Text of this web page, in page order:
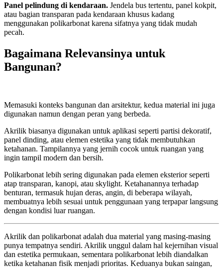
Panel pelindung di kendaraan. Jendela bus tertentu, panel kokpit,
atau bagian transparan pada kendaraan khusus kadang
menggunakan polikarbonat karena sifatnya yang tidak mudah
pecah.
Bagaimana Relevansinya untuk
Bangunan?
Memasuki konteks bangunan dan arsitektur, kedua material ini juga
digunakan namun dengan peran yang berbeda.
Akrilik biasanya digunakan untuk aplikasi seperti partisi dekoratif,
panel dinding, atau elemen estetika yang tidak membutuhkan
ketahanan. Tampilannya yang jernih cocok untuk ruangan yang
ingin tampil modern dan bersih.
Polikarbonat lebih sering digunakan pada elemen eksterior seperti
atap transparan, kanopi, atau skylight. Ketahanannya terhadap
benturan, termasuk hujan deras, angin, di beberapa wilayah,
membuatnya lebih sesuai untuk penggunaan yang terpapar langsung
dengan kondisi luar ruangan.
Akrilik dan polikarbonat adalah dua material yang masing-masing
punya tempatnya sendiri. Akrilik unggul dalam hal kejernihan visual
dan estetika permukaan, sementara polikarbonat lebih diandalkan
ketika ketahanan fisik menjadi prioritas. Keduanya bukan saingan,